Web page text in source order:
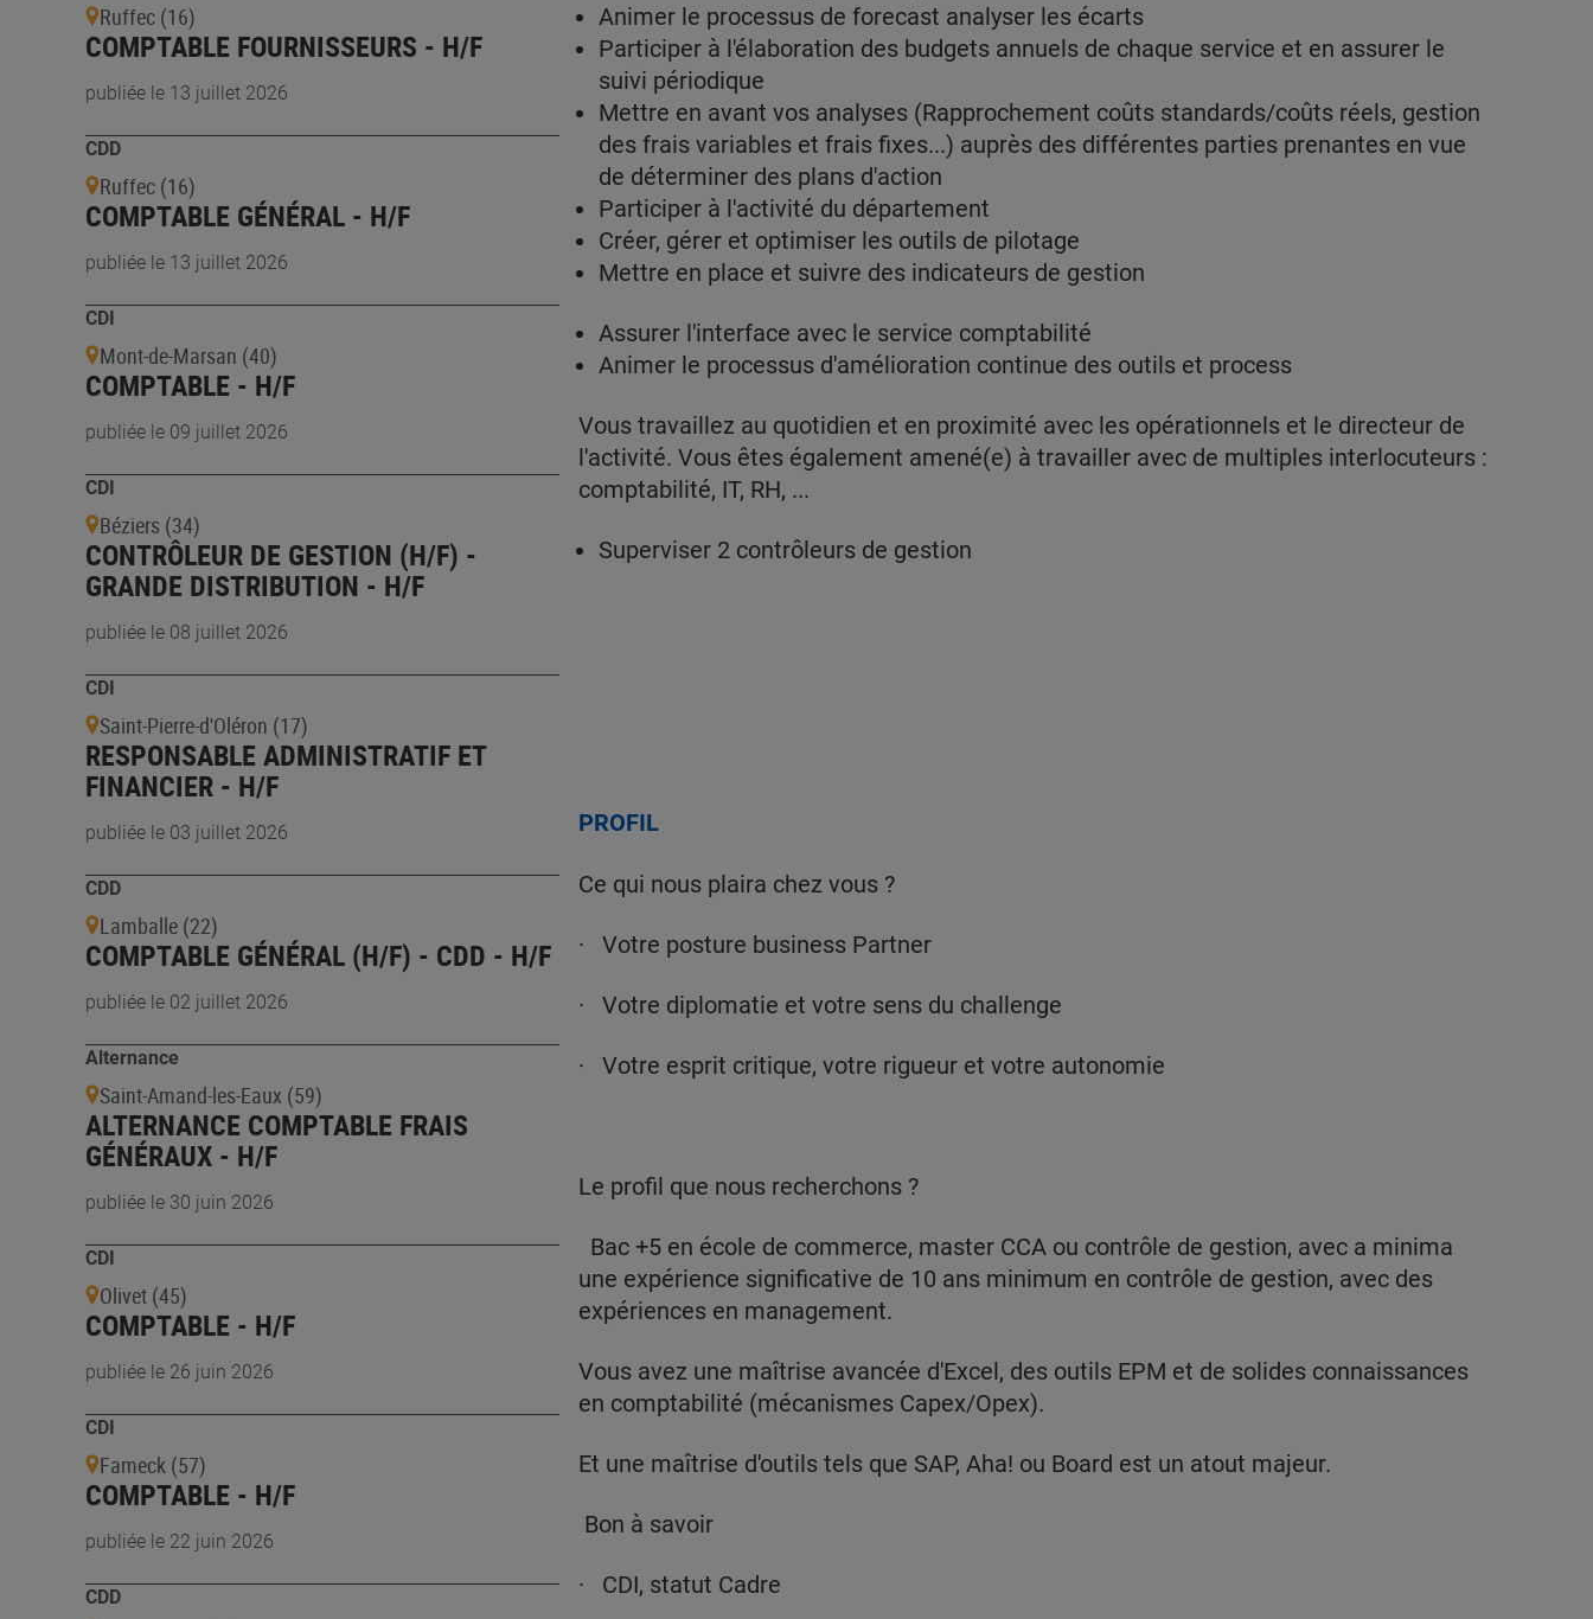
Ruffec (16)
COMPTABLE FOURNISSEURS - H/F
publiée le 13 juillet 2026
CDD
Ruffec (16)
COMPTABLE GÉNÉRAL - H/F
publiée le 13 juillet 2026
CDI
Mont-de-Marsan (40)
COMPTABLE - H/F
publiée le 09 juillet 2026
CDI
Béziers (34)
CONTRÔLEUR DE GESTION (H/F) -
GRANDE DISTRIBUTION - H/F
publiée le 08 juillet 2026
CDI
Saint-Pierre-d'Oléron (17)
RESPONSABLE ADMINISTRATIF ET
FINANCIER - H/F
publiée le 03 juillet 2026
CDD
Lamballe (22)
COMPTABLE GÉNÉRAL (H/F) - CDD - H/F
publiée le 02 juillet 2026
Alternance
Saint-Amand-les-Eaux (59)
ALTERNANCE COMPTABLE FRAIS
GÉNÉRAUX - H/F
publiée le 30 juin 2026
CDI
Olivet (45)
COMPTABLE - H/F
publiée le 26 juin 2026
CDI
Fameck (57)
COMPTABLE - H/F
publiée le 22 juin 2026
CDD
Animer le processus de forecast analyser les écarts
Participer à l'élaboration des budgets annuels de chaque service et en assurer le
suivi périodique
Mettre en avant vos analyses (Rapprochement coûts standards/coûts réels, gestion
des frais variables et frais fixes...) auprès des différentes parties prenantes en vue
de déterminer des plans d'action
Participer à l'activité du département
Créer, gérer et optimiser les outils de pilotage
Mettre en place et suivre des indicateurs de gestion
Assurer l'interface avec le service comptabilité
Animer le processus d'amélioration continue des outils et process
Vous travaillez au quotidien et en proximité avec les opérationnels et le directeur de
l'activité. Vous êtes également amené(e) à travailler avec de multiples interlocuteurs :
comptabilité, IT, RH, ...
Superviser 2 contrôleurs de gestion
PROFIL
Ce qui nous plaira chez vous ?
· Votre posture business Partner
· Votre diplomatie et votre sens du challenge
· Votre esprit critique, votre rigueur et votre autonomie
Le profil que nous recherchons ?
Bac +5 en école de commerce, master CCA ou contrôle de gestion, avec a minima
une expérience significative de 10 ans minimum en contrôle de gestion, avec des
expériences en management.
Vous avez une maîtrise avancée d'Excel, des outils EPM et de solides connaissances
en comptabilité (mécanismes Capex/Opex).
Et une maîtrise d'outils tels que SAP, Aha! ou Board est un atout majeur.
Bon à savoir
· CDI, statut Cadre